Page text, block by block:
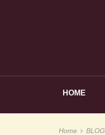
HOME
Home BLOG